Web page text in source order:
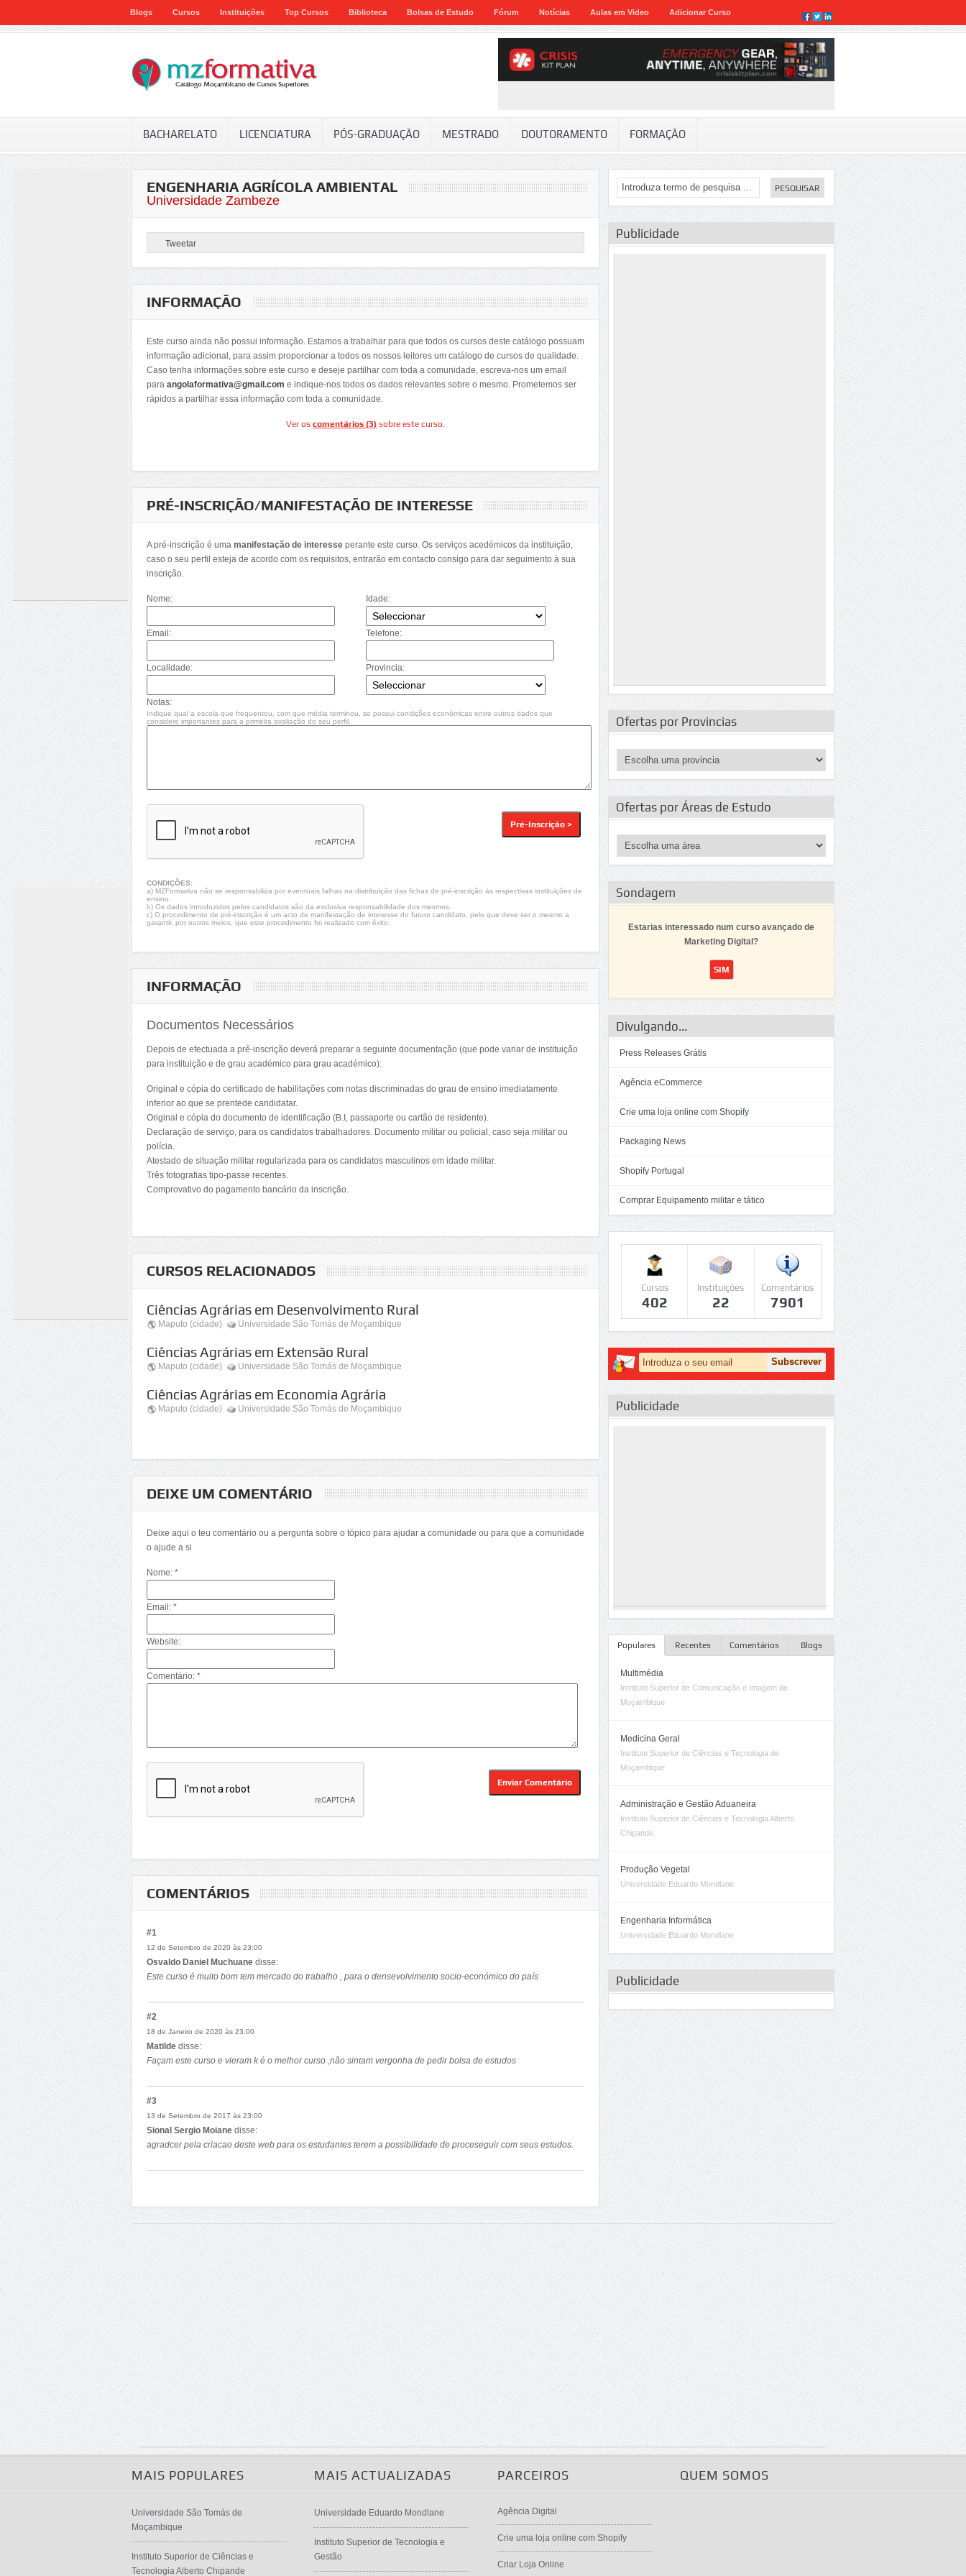
Blogs Cursos Instituições Top Cursos Biblioteca Bolsas de Estudo Fórum Notícias Aulas em Video Adicionar Curso
BACHARELATO LICENCIATURA PÓS-GRADUAÇÃO MESTRADO DOUTORAMENTO FORMAÇÃO
ENGENHARIA AGRÍCOLA AMBIENTAL
Universidade Zambeze
Tweetar
INFORMAÇÃO
Este curso ainda não possui informação. Estamos a trabalhar para que todos os cursos deste catálogo possuam
informação adicional, para assim proporcionar a todos os nossos leitores um catálogo de cursos de qualidade.
Caso tenha informações sobre este curso e deseje partilhar com toda a comunidade, escreva-nos um email
para angolaformativa@gmail.com e indique-nos todos os dados relevantes sobre o mesmo. Prometemos ser
rápidos a partilhar essa informação com toda a comunidade.
Ver os comentários (3) sobre este curso.
PRÉ-INSCRIÇÃO/MANIFESTAÇÃO DE INTERESSE
A pré-inscrição é uma manifestação de interesse perante este curso. Os serviços acedémicos da instituição,
caso o seu perfil esteja de acordo com os requisitos, entrarão em contacto consigo para dar seguimento à sua
inscrição.
Nome:
Email:
Localidade:
Idade:
Telefone:
Provincia:
Notas:
Indique qual a escola que frequentou, com que média terminou, se possui condições económicas entre outros dados que
considere importantes para a primeira avaliação do seu perfil.
CONDIÇÕES:
a) MZFormativa não se responsabiliza por eventuais falhas na distribuição das fichas de pré-inscrição às respectivas instituições de
ensino.
b) Os dados introduzidos pelos candidatos são da exclusiva responsabilidade dos mesmos.
c) O procedimento de pré-inscrição é um acto de manifestação de interesse do futuro candidato, pelo que deve ser o mesmo a
garantir, por outros meios, que este procedimento foi realizado com êxito.
INFORMAÇÃO
Documentos Necessários
Depois de efectuada a pré-inscrição deverá preparar a seguinte documentação (que pode variar de instituição
para instituição e de grau académico para grau académico):
Original e cópia do certificado de habilitações com notas discriminadas do grau de ensino imediatamente
inferior ao que se prentede candidatar.
Original e cópia do documento de identificação (B.I, passaporte ou cartão de residente).
Declaração de serviço, para os candidatos trabalhadores. Documento militar ou policial, caso seja militar ou
polícia.
Atestado de situação militar regularizada para os candidatos masculinos em idade militar.
Três fotografias tipo-passe recentes.
Comprovativo do pagamento bancário da inscrição.
CURSOS RELACIONADOS
Ciências Agrárias em Desenvolvimento Rural
Maputo (cidade) Universidade São Tomás de Moçambique
Ciências Agrárias em Extensão Rural
Maputo (cidade) Universidade São Tomás de Moçambique
Ciências Agrárias em Economia Agrária
Maputo (cidade) Universidade São Tomás de Moçambique
DEIXE UM COMENTÁRIO
Deixe aqui o teu comentário ou a pergunta sobre o tópico para ajudar a comunidade ou para que a comunidade
o ajude a si
Nome: *
Email: *
Website:
Comentário: *
COMENTÁRIOS
#1
12 de Setembro de 2020 às 23:00
Osvaldo Daniel Muchuane disse:
Este curso é muito bom tem mercado do trabalho , para o densevolvimento socio-económico do país
#2
18 de Janeiro de 2020 às 23:00
Matilde disse:
Façam este curso e vieram k é o melhor curso ,não sintam vergonha de pedir bolsa de estudos
#3
13 de Setembro de 2017 às 23:00
Sional Sergio Moiane disse:
agradcer pela criacao deste web para os estudantes terem a possibilidade de proceseguir com seus estudos.
Publicidade
Ofertas por Provincias
Ofertas por Áreas de Estudo
Sondagem
Estarias interessado num curso avançado de
Marketing Digital?
Divulgando...
Press Releases Grátis
Agência eCommerce
Crie uma loja online com Shopify
Packaging News
Shopify Portugal
Comprar Equipamento militar e tático
Cursos
402
Instituições
22
Comentários
7901
Publicidade
Populares Recentes Comentários Blogs
Multimédia
Instituto Superior de Comunicação e Imagem de
Moçambique
Medicina Geral
Instituto Superior de Ciências e Tecnologia de
Moçambique
Administração e Gestão Aduaneira
Instituto Superior de Ciências e Tecnologia Alberto
Chipande
Produção Vegetal
Universidade Eduardo Mondlane
Engenharia Informática
Universidade Eduardo Mondlane
Publicidade
MAIS POPULARES
Universidade São Tomás de
Moçambique
Instituto Superior de Ciências e
Tecnologia Alberto Chipande
MAIS ACTUALIZADAS
Universidade Eduardo Mondlane
Instituto Superior de Tecnologia e
Gestão
PARCEIROS
Agência Digital
Crie uma loja online com Shopify
Criar Loja Online
QUEM SOMOS